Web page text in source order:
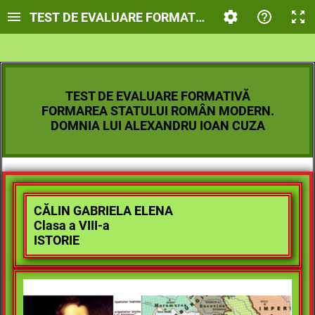
TEST DE EVALUARE FORMATIVĂ. FORMAREA
TEST DE EVALUARE FORMATIVĂ
FORMAREA STATULUI ROMÂN MODERN.
DOMNIA LUI ALEXANDRU IOAN CUZA
CĂLIN GABRIELA ELENA
Clasa a VIII-a
ISTORIE